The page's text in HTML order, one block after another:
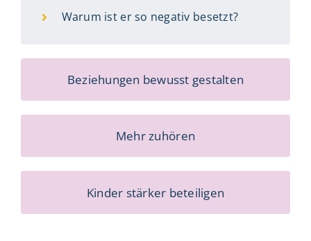
Warum ist er so negativ besetzt?
Beziehungen bewusst gestalten
Mehr zuhören
Kinder stärker beteiligen